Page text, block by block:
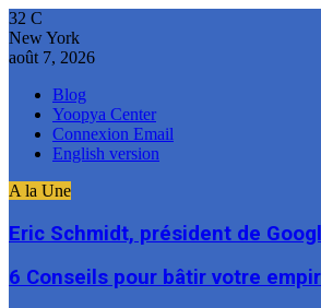
32 C
New York
août 7, 2026
Blog
Yoopya Center
Connexion Email
English version
A la Une
Eric Schmidt, président de
6 Conseils pour bâtir votre